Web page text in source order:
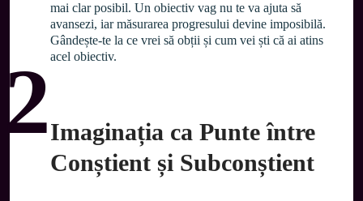
mai clar posibil. Un obiectiv vag nu te va ajuta să
avansezi, iar măsurarea progresului devine imposibilă.
Gândește-te la ce vrei să obții și cum vei ști că ai atins
acel obiectiv.
2Imaginația ca Punte între
Conștient și Subconștient